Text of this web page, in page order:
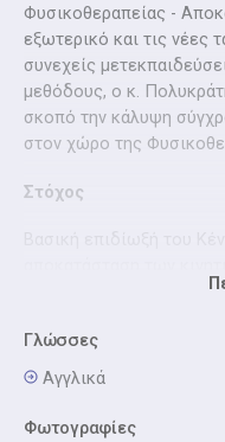
Φυσικοθεραπείας -
εξωτερικό και τις νέες
συνεχείς
μεθόδους, ο κ.
σκοπό την κάλυψη
στον χώρο της
Στόχος
έναν σύγχρονο,
Η έγκαιρη διάγνωση
ασθενούς και η
αντιμετώπιση
στο μέλλον μετά από
Γλώσσες
Αγγλικά
Φωτογραφίες